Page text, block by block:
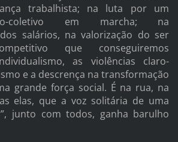
trabalhista; na luta por um
coletivo em marcha; na
salários, na valorização do ser
que conseguiremos
as violências claro-
e a descrença na transformação
grande força social. É na rua, na
elas, que a voz solitária de uma
junto com todos, ganha barulho